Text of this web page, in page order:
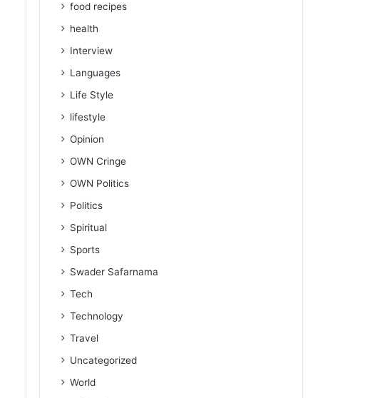
food recipes
health
Interview
Languages
Life Style
lifestyle
Opinion
OWN Cringe
OWN Politics
Politics
Spiritual
Sports
Swader Safarnama
Tech
Technology
Travel
Uncategorized
World